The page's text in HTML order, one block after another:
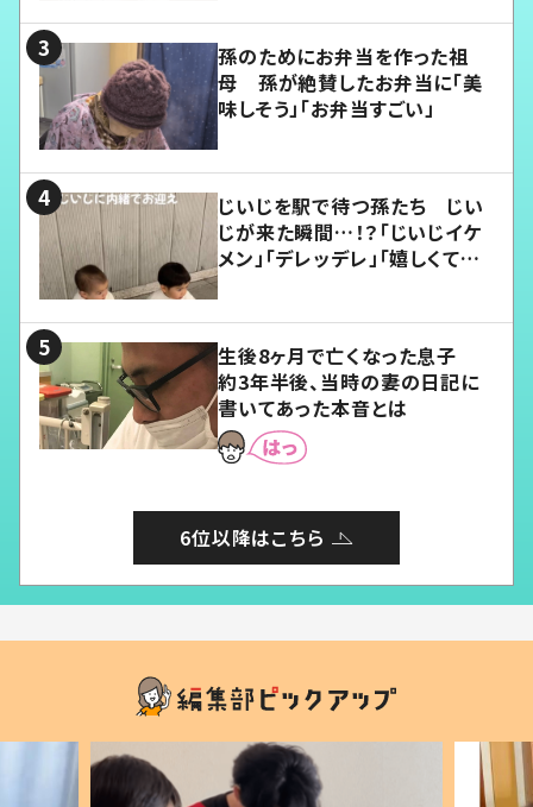
孫のためにお弁当を作った祖
母 孫が絶賛したお弁当に「美
味しそう」「お弁当すごい」
じいじを駅で待つ孫たち じい
じが来た瞬間…！？「じいじイケ
メン」「デレッデレ」「嬉しくて可
生後8ヶ月で亡くなった息子
約3年半後、当時の妻の日記に
書いてあった本音とは
6位以降はこちら